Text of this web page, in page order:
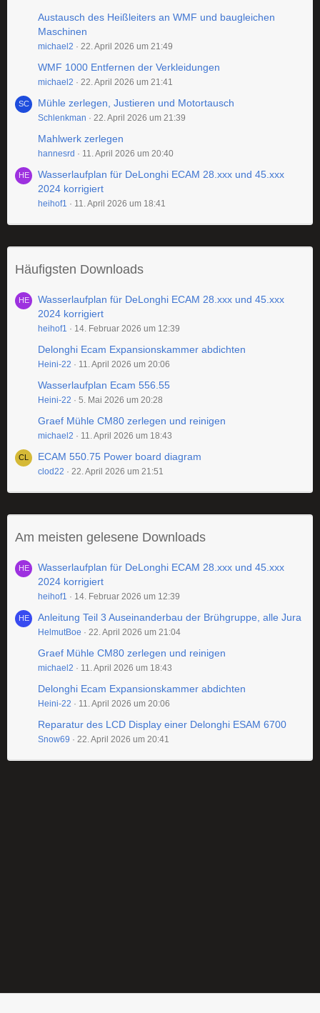
Austausch des Heißleiters an WMF und baugleichen
Maschinen
michael2 22. April 2026 um 21:49
WMF 1000 Entfernen der Verkleidungen
michael2 22. April 2026 um 21:41
Mühle zerlegen, Justieren und Motortausch
Schlenkman 22. April 2026 um 21:39
Mahlwerk zerlegen
hannesrd 11. April 2026 um 20:40
Wasserlaufplan für DeLonghi ECAM 28.xxx und 45.xxx
2024 korrigiert
heihof1 11. April 2026 um 18:41
Häufigsten Downloads
Wasserlaufplan für DeLonghi ECAM 28.xxx und 45.xxx
2024 korrigiert
heihof1 14. Februar 2026 um 12:39
Delonghi Ecam Expansionskammer abdichten
Heini-22 11. April 2026 um 20:06
Wasserlaufplan Ecam 556.55
Heini-22 5. Mai 2026 um 20:28
Graef Mühle CM80 zerlegen und reinigen
michael2 11. April 2026 um 18:43
ECAM 550.75 Power board diagram
clod22 22. April 2026 um 21:51
Am meisten gelesene Downloads
Wasserlaufplan für DeLonghi ECAM 28.xxx und 45.xxx
2024 korrigiert
heihof1 14. Februar 2026 um 12:39
Anleitung Teil 3 Auseinanderbau der Brühgruppe, alle Jura
HelmutBoe 22. April 2026 um 21:04
Graef Mühle CM80 zerlegen und reinigen
michael2 11. April 2026 um 18:43
Delonghi Ecam Expansionskammer abdichten
Heini-22 11. April 2026 um 20:06
Reparatur des LCD Display einer Delonghi ESAM 6700
Snow69 22. April 2026 um 20:41